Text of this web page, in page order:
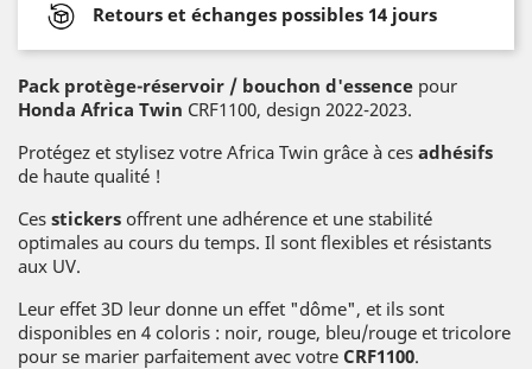
Retours et échanges possibles 14 jours
Pack protège-réservoir / bouchon d'essence pour
Honda Africa Twin CRF1100, design 2022-2023.
Protégez et stylisez votre Africa Twin grâce à ces adhésifs
de haute qualité !
Ces stickers offrent une adhérence et une stabilité
optimales au cours du temps. Il sont flexibles et résistants
aux UV.
Leur effet 3D leur donne un effet "dôme", et ils sont
disponibles en 4 coloris : noir, rouge, bleu/rouge et tricolore
pour se marier parfaitement avec votre CRF1100.